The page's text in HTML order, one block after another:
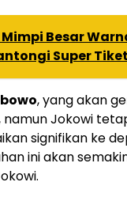
Besar
Super
, yang akan
Jokowi
signifikan ke
ini akan